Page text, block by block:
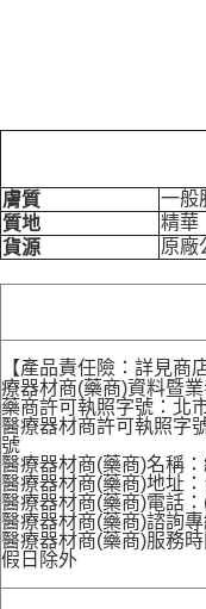
膚質
一般
質地
精華
貨源
原廠
【產品責任險：詳見商
療器材商(藥商)資料暨業
藥商許可執照字號：北
醫療器材商許可執照字
號
醫療器材商(藥商)名稱
醫療器材商(藥商)地址
醫療器材商(藥商)電話
醫療器材商(藥商)諮詢
醫療器材商(藥商)服務
假日除外